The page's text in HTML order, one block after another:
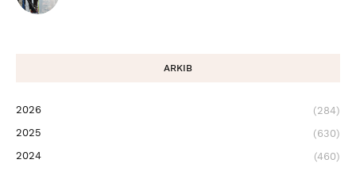
ARKIB
2026
(284)
2025
(630)
2024
(460)